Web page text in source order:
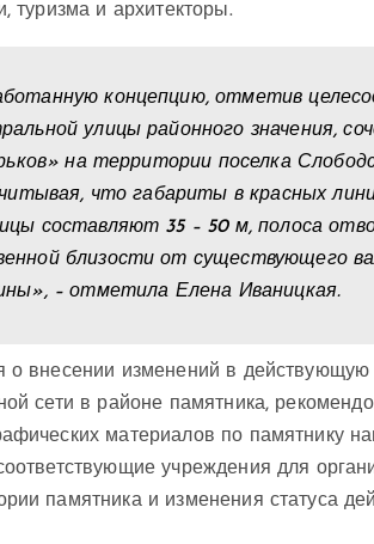
туризма и архитекторы.
концепцию, отметив
улицы районного значения,
на территории поселка
что габариты в красных
составляют 35 – 50 м, полоса
близости от существующего
– отметила Елена Иваницкая.
о внесении изменений в действующую
сети в районе памятника,
материалов по памятнику
учреждения для
памятника и изменения статуса